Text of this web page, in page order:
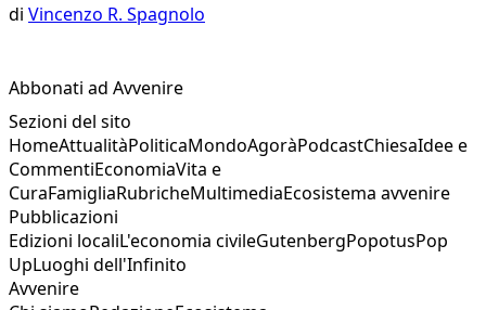
di Vincenzo R. Spagnolo
Abbonati ad Avvenire
Sezioni del sito
HomeAttualitàPoliticaMondoAgoràPodcastChiesaIdee e
CommentiEconomiaVita e
CuraFamigliaRubricheMultimediaEcosistema avvenire
Pubblicazioni
Edizioni localiL'economia civileGutenbergPopotusPop
UpLuoghi dell'Infinito
Avvenire